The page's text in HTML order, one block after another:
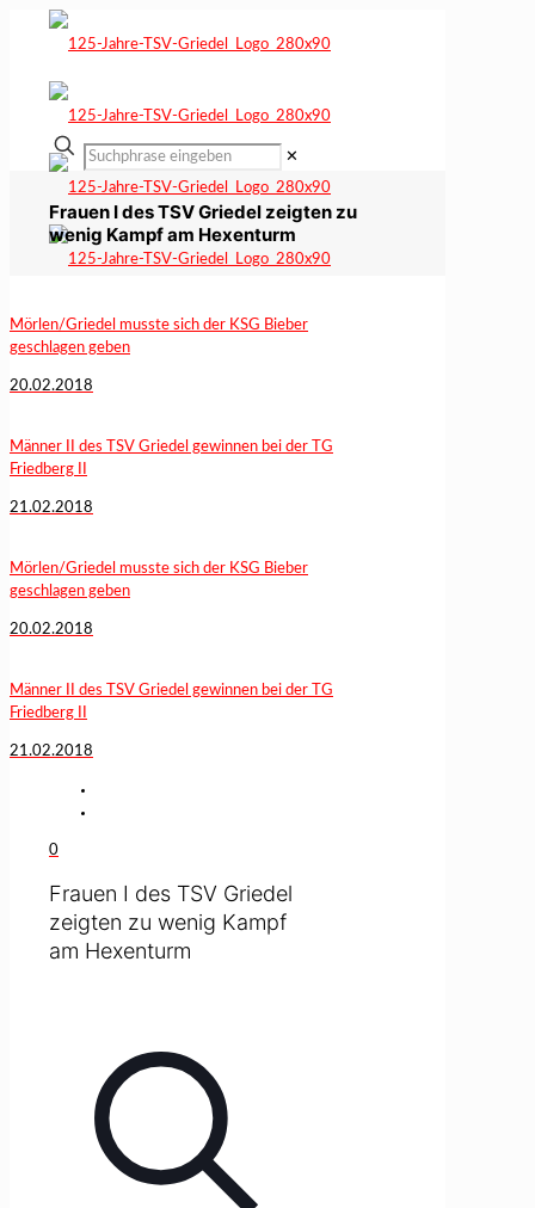
✕
Frauen I des TSV Griedel zeigten zu
wenig Kampf am Hexenturm
Mörlen/Griedel musste sich der KSG Bieber
geschlagen geben
20.02.2018
Männer II des TSV Griedel gewinnen bei der TG
Friedberg II
21.02.2018
Mörlen/Griedel musste sich der KSG Bieber
geschlagen geben
20.02.2018
Männer II des TSV Griedel gewinnen bei der TG
Friedberg II
21.02.2018
0
Frauen I des TSV Griedel
zeigten zu wenig Kampf
am Hexenturm